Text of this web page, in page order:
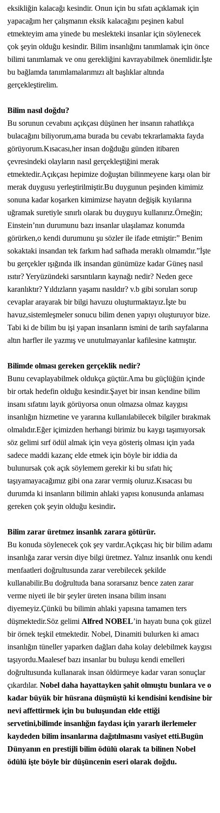
eksikliğin kalacağı kesindir. Onun için bu sıfatı açıklamak için
yapacağım her çalışmanın eksik kalacağını peşinen kabul
etmekteyim ama yinede bu meslekteki insanlar için söylenecek
çok şeyin olduğu kesindir. Bilim insanlığını tanımlamak için önce
bilimi tanımlamak ve onu gerekliğini kavrayabilmek önemlidir.İşte
bu bağlamda tanımlamalarımızı alt başlıklar altında
gerçekleştirelim.
Bilim nasıl doğdu?
Bu sorunun cevabını açıkçası düşünen her insanın rahatlıkça
bulacağını biliyorum,ama burada bu cevabı tekrarlamakta fayda
görüyorum.Kısacası,her insan doğduğu günden itibaren
çevresindeki olayların nasıl gerçekleştiğini merak
etmektedir.Açıkçası hepimize doğuştan bilinmeyene karşı olan bir
merak duygusu yerleştirilmiştir.Bu duygunun peşinden kimimiz
sonuna kadar koşarken kimimizse hayatın değişik kıyılarına
uğramak suretiyle sınırlı olarak bu duyguyu kullanırız.Örneğin;
Einstein’nın durumunu bazı insanlar ulaşılamaz konumda
görürken,o kendi durumunu şu sözler ile ifade etmiştir:” Benim
sokaktaki insandan tek farkım had safhada meraklı olmamdır.”İşte
bu gerçekler ışığında ilk insandan günümüze kadar Güneş nasıl
ısıtır? Yeryüzündeki sarsıntıların kaynağı nedir? Neden gece
karanlıktır? Yıldızların yaşamı nasıldır? v.b gibi soruları sorup
cevaplar arayarak bir bilgi havuzu oluşturmaktayız.İşte bu
havuz,sistemleşmeler sonucu bilim denen yapıyı oluşturuyor bize.
Tabi ki de bilim bu işi yapan insanların ismini de tarih sayfalarına
altın harfler ile yazmış ve unutulmayanlar kafilesine katmıştır.
Bilimde olması gereken gerçeklik nedir?
Bunu cevaplayabilmek oldukça güçtür.Ama bu güçlüğün içinde
bir ortak hedefin olduğu kesindir.Şayet bir insan kendine bilim
insanı sıfatını layık görüyorsa onun olmazsa olmaz kaygısı
insanlığın hizmetine ve yararına kullanılabilecek bilgiler bırakmak
olmalıdır.Eğer içimizden herhangi birimiz bu kaygı taşımıyorsak
söz gelimi sırf ödül almak için veya gösteriş olması için yada
sadece maddi kazanç elde etmek için böyle bir iddia da
bulunursak çok açık söylemem gerekir ki bu sıfatı hiç
taşıyamayacağımız gibi ona zarar vermiş oluruz.Kısacası bu
durumda ki insanların bilimin ahlaki yapısı konusunda anlaması
gereken çok şeyin olduğu kesindir.
Bilim zarar üretmez insanlık zarara götürür.
Bu konuda söylenecek çok şey vardır.Açıkçası hiç bir bilim adamı
insanlığa zarar versin diye bilgi üretmez. Yalnız insanlık onu kendi
menfaatleri doğrultusunda zarar verebilecek şekilde
kullanabilir.Bu doğrultuda bana sorarsanız bence zaten zarar
verme niyeti ile bir şeyler üreten insana bilim insanı
diyemeyiz.Çünkü bu bilimin ahlaki yapısına tamamen ters
düşmektedir.Söz gelimi Alfred NOBEL’in hayatı buna çok güzel
bir örnek teşkil etmektedir. Nobel, Dinamiti bulurken ki amacı
insanlığın tüneller yaparken dağları daha kolay delebilmek kaygısı
taşıyordu.Maalesef bazı insanlar bu buluşu kendi emelleri
doğrultusunda kullanarak insan öldürmeye kadar varan sonuçlar
çıkardılar. Nobel daha hayattayken şahit olmuştu bunlara ve o
kadar büyük bir hüsrana düşmüştü ki kendisini kendisine bir
nevi affettirmek için bu buluşundan elde ettiği
servetini,bilimde insanlığın faydası için yararlı ilerlemeler
kaydeden bilim insanlarına dağıtılmasını vasiyet etti.Bugün
Dünyanın en prestijli bilim ödülü olarak ta bilinen Nobel
ödülü işte böyle bir düşüncenin eseri olarak doğdu.